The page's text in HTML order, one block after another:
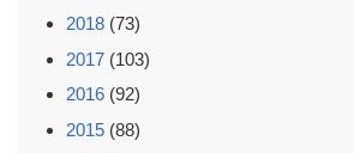
2018 (73)
2017 (103)
2016 (92)
2015 (88)